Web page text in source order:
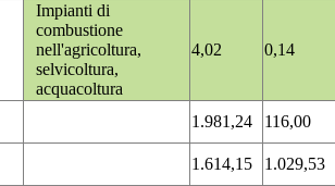
Impianti di
combustione
nell'agricoltura,
selvicoltura,
acquacoltura
4,02 0,14
1.981,24
116,00
1.614,15
1.029,53